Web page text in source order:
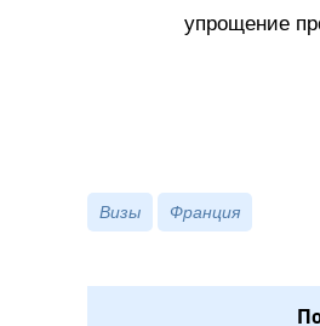
упрощение
Визы Франция